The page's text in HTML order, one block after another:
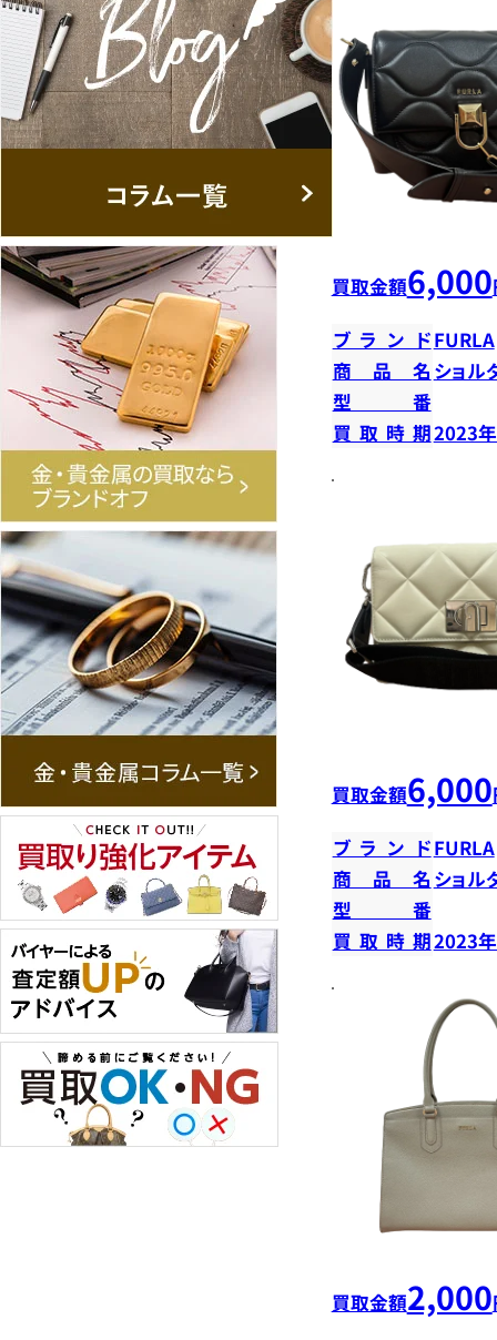
買取金額6,000
ブランドFURLA
商品名 ショル
型番
買取時期2023
買取金額6,000
ブランドFURLA
商品名 ショル
型番
買取時期2023
買取金額2,000